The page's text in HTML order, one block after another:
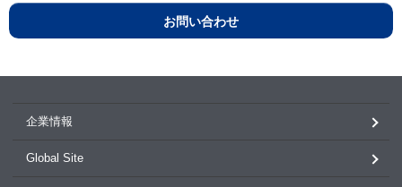
お問い合わせ
企業情報
Global Site